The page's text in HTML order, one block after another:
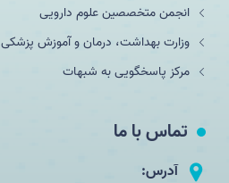
انجمن متخصصین علوم دارویی
وزارت بهداشت، درمان و آموزش پزشکی
مرکز پاسخگویی به شبهات
تماس با ما
آدرس: